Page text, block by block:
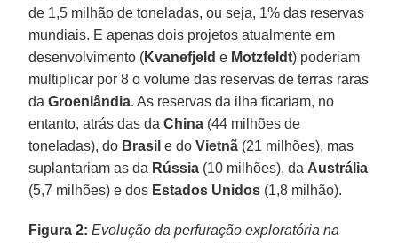
de 1,5 milhão de toneladas, ou seja, 1% das reservas
mundiais. E apenas dois projetos atualmente em
desenvolvimento (Kvanefjeld e Motzfeldt) poderiam
multiplicar por 8 o volume das reservas de terras raras
daGroenlândia. As reservas da ilha ficariam, no
entanto, atrás das daChina (44 milhões de
toneladas), do Brasil e doVietnã (21 milhões), mas
suplantariam as da Rússia (10 milhões), da Austrália
(5,7 milhões) e dos Estados Unidos (1,8 milhão).
Figura 2: Evolução da perfuração exploratória na